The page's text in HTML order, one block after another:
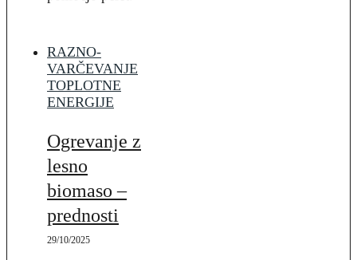
RAZNO-
VARČEVANJE
TOPLOTNE
ENERGIJE
Ogrevanje z
lesno
biomaso –
prednosti
29/10/2025